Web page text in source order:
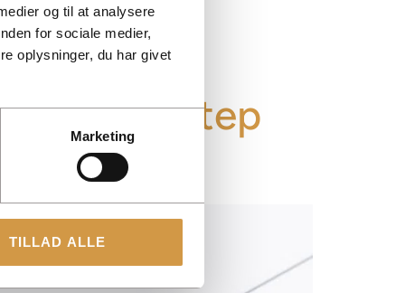
og til at analysere
for sociale medier,
oplysninger, du har givet
Marketing
TILLAD ALLE
liquidity.
SKAT – Step